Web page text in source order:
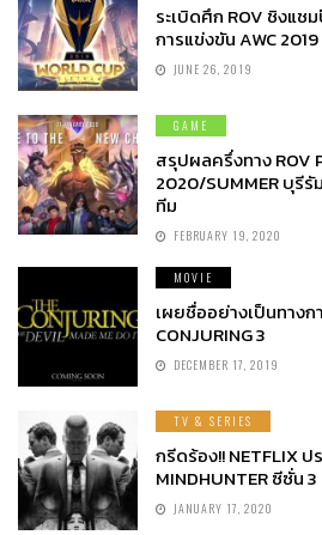
ระเบิดศึก ROV ชิงแช
การแข่งขัน AWC
JUNE 26, 2019
GAME
สรุปผลครึ่งทาง ROV
2020/SUMMER บุรี
ทีม
FEBRUARY 19, 2020
MOVIE
เผยชื่ออย่างเป็นทางก
CONJURING 3
DECEMBER 17, 2019
TV & SERIES
กรีดร้อง!! NETFLIX
MINDHUNTER ซีซั่น 3
JANUARY 17, 2020